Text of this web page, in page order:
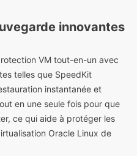
innovantes
VM tout-en-un avec
telles que SpeedKit
instantanée et
en une seule fois pour que
ce qui aide à protéger les
Oracle Linux de